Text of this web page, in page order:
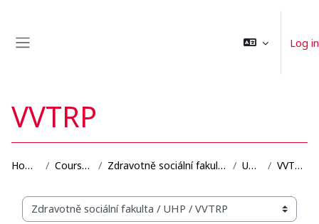
Log in
VVTRP
Home Courses Zdravotně sociální fakulta UHP VVTRP
Organization structure of courses